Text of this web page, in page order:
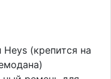
(крепится на